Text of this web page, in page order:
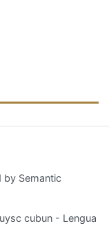
by Semantic
cubun - Lengua